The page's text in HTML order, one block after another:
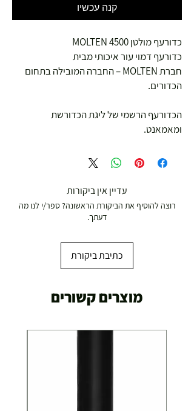
קנה עכשיו
כדורעף מולטן MOLTEN 4500
כדורעף דמוי עור איכותי מבית
חברת MOLTEN – החברה המובילה בתחום
הכדורים.
הכדורעף הרשמי של ליגת הכדורשת
ומאמאנט.
עדיין אין ביקורות
רוצה להוסיף את הביקורת הראשונה? ספר/י לנו מה
דעתך.
כתיבת ביקורת
מוצרים קשורים